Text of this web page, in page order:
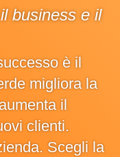
business e il
è il
migliora la
il
clienti.
Scegli la